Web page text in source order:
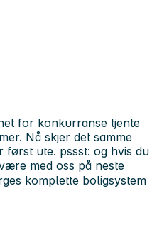
for konkurranse tjente
Nå skjer det samme
ute. pssst: og hvis du
med oss på neste
komplette boligsystem